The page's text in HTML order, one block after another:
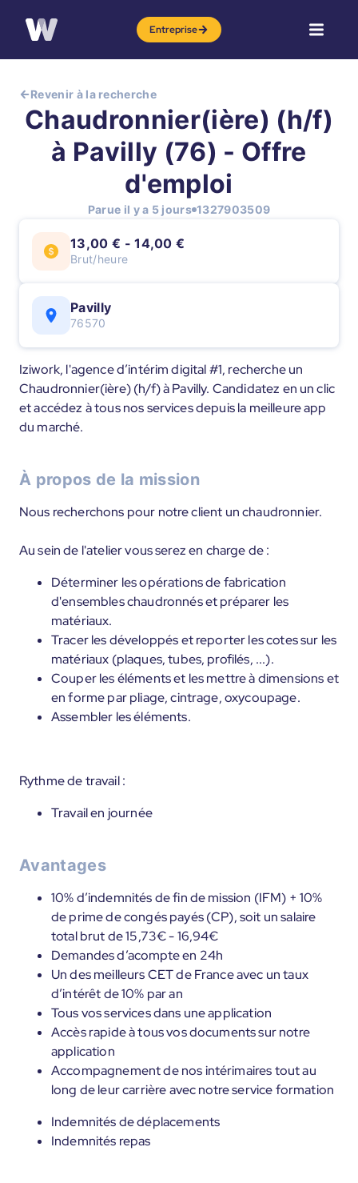
Entreprise
Revenir à la recherche
Chaudronnier(ière) (h/f)
à Pavilly (76) - Offre
d'emploi
Parue il y a 5 jours 1327903509
13,00 € - 14,00 €
Brut/heure
Pavilly
76570
Iziwork, l'agence d’intérim digital #1, recherche un
Chaudronnier(ière) (h/f) à Pavilly. Candidatez en un clic
et accédez à tous nos services depuis la meilleure app
du marché.
À propos de la mission
Nous recherchons pour notre client un chaudronnier.
Au sein de l'atelier vous serez en charge de :
Déterminer les opérations de fabrication
d'ensembles chaudronnés et préparer les
matériaux.
Tracer les développés et reporter les cotes sur les
matériaux (plaques, tubes, profilés, ...).
Couper les éléments et les mettre à dimensions et
en forme par pliage, cintrage, oxycoupage.
Assembler les éléments.
Rythme de travail :
Travail en journée
Avantages
10% d’indemnités de fin de mission (IFM) + 10%
de prime de congés payés (CP), soit un salaire
total brut de 15,73€ - 16,94€
Demandes d’acompte en 24h
Un des meilleurs CET de France avec un taux
d’intérêt de 10% par an
Tous vos services dans une application
Accès rapide à tous vos documents sur notre
application
Accompagnement de nos intérimaires tout au
long de leur carrière avec notre service formation
Indemnités de déplacements
Indemnités repas